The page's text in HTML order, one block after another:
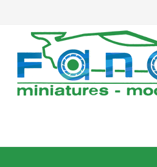
contenido